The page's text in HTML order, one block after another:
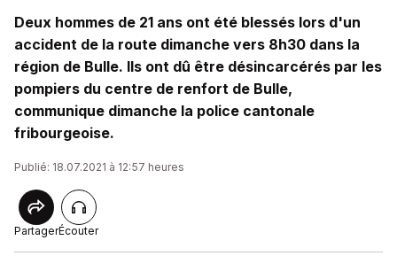
Deux hommes de 21 ans ont été blessés lors d'un
accident de la route dimanche vers 8h30 dans la
région de Bulle. Ils ont dû être désincarcérés par les
pompiers du centre de renfort de Bulle,
communique dimanche la police cantonale
fribourgeoise.
Publié: 18.07.2021 à 12:57 heures
PartagerÉcouter